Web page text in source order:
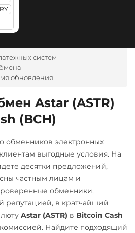
систем
обновления
Astar (ASTR)
(BCH)
обменников электронных
выгодные условия. На
десятки предложений,
частным лицам и
обменники,
репутацией, в кратчайший
Astar (ASTR) в Bitcoin Cash
Найдите подходящий